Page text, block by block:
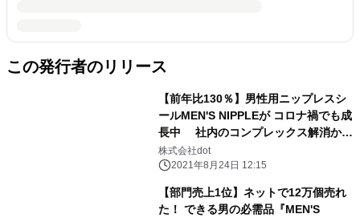
この発行者のリリース
【前年比130％】男性用ニップレスシ
ールMEN'S NIPPLEが コロナ禍でも成
長中 社内のコンプレックス解消から
始まった業界初商品が 【累計販売数
15万個突破】
株式会社dot
2021年8月24日 12:15
【部門売上1位】ネットで12万個売れ
た！ できる男の必需品『MEN'S